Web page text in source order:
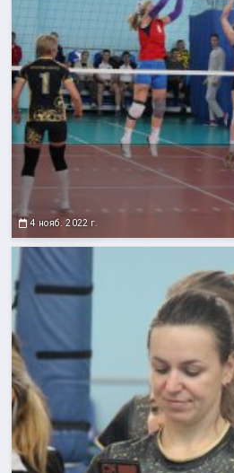
4 нояб. 2022 г.